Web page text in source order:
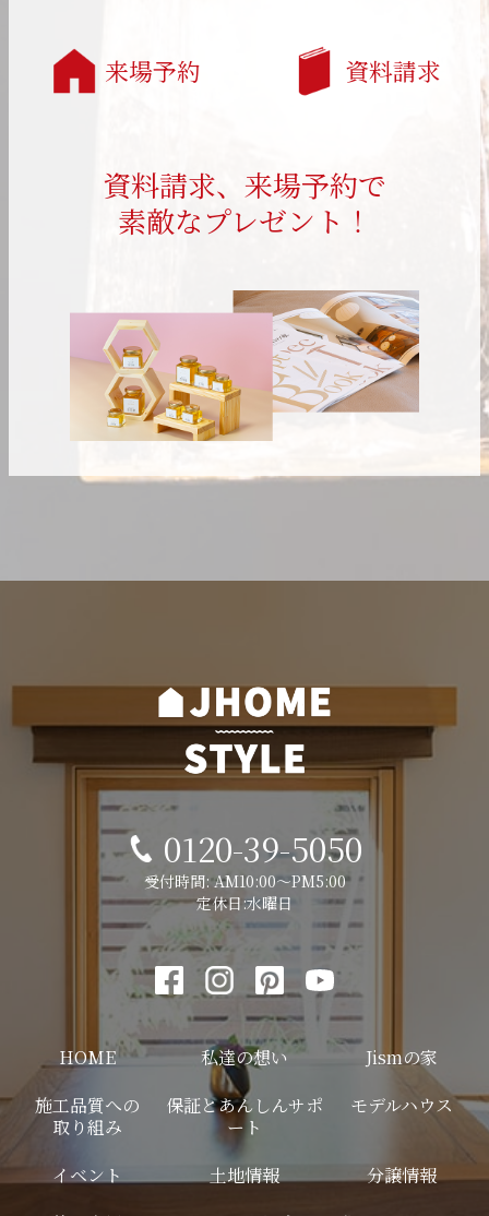
来場予約 資料請求
資料請求、来場予約で
素敵なプレゼント！
0120-39-5050
受付時間: AM10:00～PM5:00
定休日:水曜日
HOME 私達の想い
Jismの家
施工品質への
取り組み
保証とあんしんサポ
ート
モデルハウス
イベント 土地情報
分譲情報